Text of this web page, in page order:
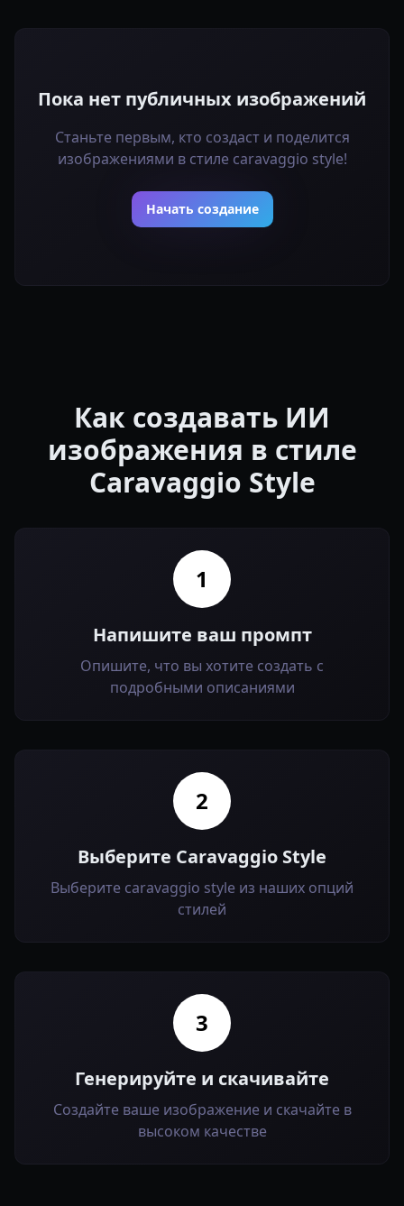
Пока нет публичных изображений
Станьте первым, кто создаст и поделится
изображениями в стиле caravaggio style!
Начать создание
Как создавать ИИ
изображения в стиле
Caravaggio Style
1
Напишите ваш промпт
Опишите, что вы хотите создать с
подробными описаниями
2
Выберите Caravaggio Style
Выберите caravaggio style из наших опций
стилей
3
Генерируйте и скачивайте
Создайте ваше изображение и скачайте в
высоком качестве